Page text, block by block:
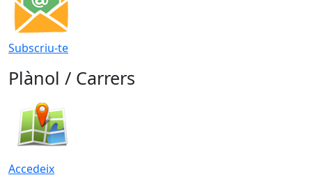
Subscriu-te
Plànol / Carrers
Accedeix